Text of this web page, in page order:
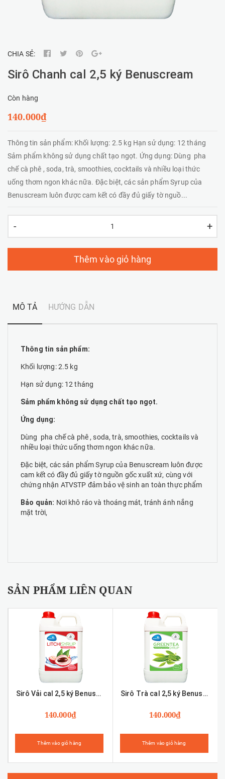
CHIA SẺ:
Sirô Chanh cal 2,5 ký Benuscream
Còn hàng
140.000₫
Thông tin sản phẩm: Khối lượng: 2.5 kg Hạn sử dụng: 12 tháng
Sảm phẩm không sử dụng chất tạo ngọt. Ứng dụng: Dùng pha
chế cà phê , soda, trà, smoothies, cocktails và nhiều loại thức
uống thơm ngon khác nữa. Đặc biệt, các sản phẩm Syrup của
Benuscream luôn được cam kết có đầy đủ giấy tờ nguồ...
- +
Thêm vào giỏ hàng
MÔ TẢ HƯỚNG DẪN
Thông tin sản phẩm:
Khối lượng: 2.5 kg
Hạn sử dụng: 12 tháng
Sảm phẩm không sử dụng chất tạo ngọt.
Ứng dụng:
Dùng pha chế cà phê , soda, trà, smoothies, cocktails và
nhiều loại thức uống thơm ngon khác nữa.
Đặc biệt, các sản phẩm Syrup của Benuscream luôn được
cam kết có đầy đủ giấy tờ nguồn gốc xuất xứ, cùng với
chứng nhận ATVSTP đảm bảo vệ sinh an toàn thực phẩm
Bảo quản: Nơi khô ráo và thoáng mát, tránh ánh nắng
mặt trời,
SẢN PHẨM LIÊN QUAN
Sirô Vải cal 2,5 ký Benuscream
140.000₫
Thêm vào giỏ hàng
Sirô Trà cal 2,5 ký Benuscream
140.000₫
Thêm vào giỏ hàng